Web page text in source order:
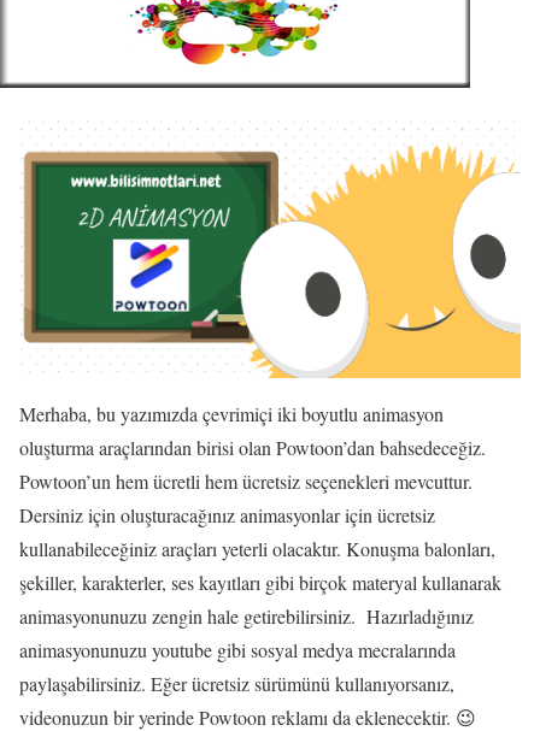
Merhaba, bu yazımızda çevrimiçi iki boyutlu animasyon
oluşturma araçlarından birisi olan Powtoon’dan bahsedeceğiz.
Powtoon’un hem ücretli hem ücretsiz seçenekleri mevcuttur.
Dersiniz için oluşturacağınız animasyonlar için ücretsiz
kullanabileceğiniz araçları yeterli olacaktır. Konuşma balonları,
şekiller, karakterler, ses kayıtları gibi birçok materyal kullanarak
animasyonunuzu zengin hale getirebilirsiniz. Hazırladığınız
animasyonunuzu youtube gibi sosyal medya mecralarında
paylaşabilirsiniz. Eğer ücretsiz sürümünü kullanıyorsanız,
videonuzun bir yerinde Powtoon reklamı da eklenecektir. 😉